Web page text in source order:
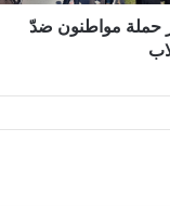
حملة مواطنون ضدّ